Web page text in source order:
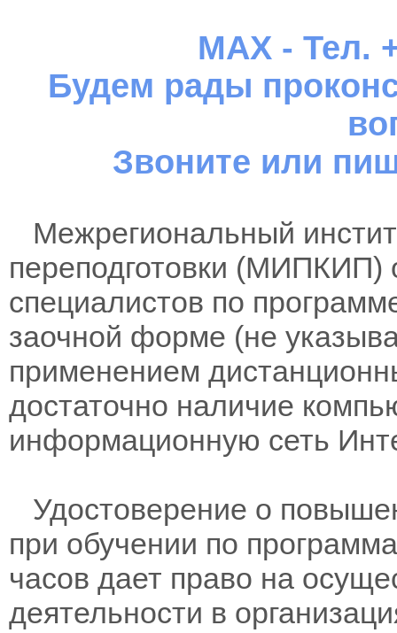
MAX - Тел.
Будем рады
Звоните или
Межрегиональный
переподготовки (МИПКИП)
специалистов по
заочной форме (не
применением
достаточно наличие
информационную сеть
Удостоверение о
при обучении по
часов дает право на
деятельности в